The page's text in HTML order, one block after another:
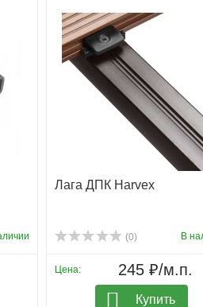
Лага ДПК Harvex
(0) В
Цена: 245 ₽/м.п.
Купить